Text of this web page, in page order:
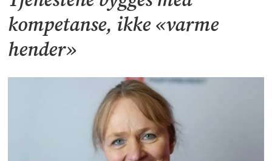
kompetanse, ikke «varme
hender»